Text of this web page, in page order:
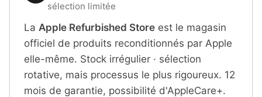
sélection limitée
La Apple Refurbished Store est le magasin
officiel de produits reconditionnés par Apple
elle-même. Stock irrégulier · sélection
rotative, mais processus le plus rigoureux. 12
mois de garantie, possibilité d'AppleCare+.